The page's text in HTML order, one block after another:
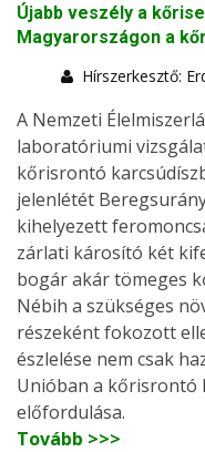
Újabb veszély a
Magyarországon a
Hírszerkesztő:
A Nemzeti
laboratóriumi
kőrisrontó
jelenlétét
kihelyezett
zárlati károsító két
bogár akár tömeges
Nébih a szükséges
részeként fokozott
észlelése nem csak
Unióban a kőrisrontó
előfordulása.
Tovább >>>